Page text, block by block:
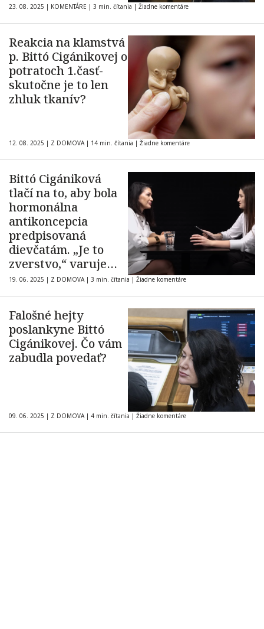
23. 08. 2025 | KOMENTÁRE | 3 min. čítania | Žiadne komentáre
Reakcia na klamstvá
p. Bittó Cigánikovej o
potratoch 1.časť-
skutočne je to len
zhluk tkanív?
12. 08. 2025 | Z DOMOVA | 14 min. čítania | Žiadne komentáre
Bittó Cigániková
tlačí na to, aby bola
hormonálna
antikoncepcia
predpisovaná
dievčatám. „Je to
zverstvo,“ varuje
popredný lekár
19. 06. 2025 | Z DOMOVA | 3 min. čítania | Žiadne komentáre
Falošné hejty
poslankyne Bittó
Cigánikovej. Čo vám
zabudla povedať?
09. 06. 2025 | Z DOMOVA | 4 min. čítania | Žiadne komentáre